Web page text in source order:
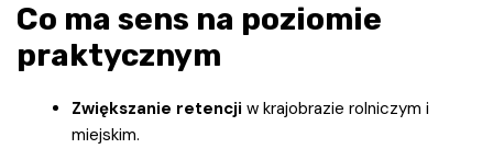
Co ma sens na poziomie
praktycznym
Zwiększanie retencji w krajobrazie rolniczym i
miejskim.